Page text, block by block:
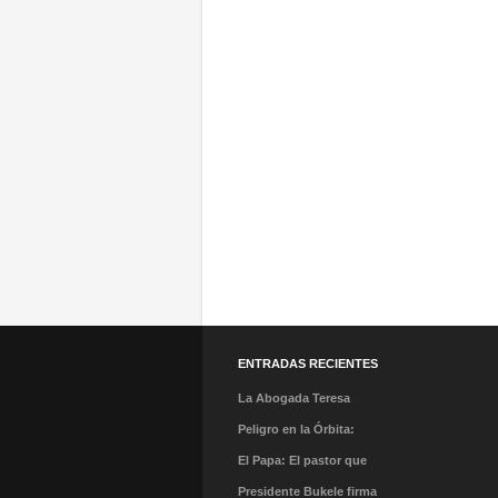
ENTRADAS RECIENTES
La Abogada Teresa
Stella Mera Gómez es la
Peligro en la Órbita:
¿Qué es la «Basura
El Papa: El pastor que
caminó en la tormenta y
Presidente Bukele firma